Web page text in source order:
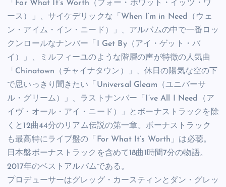
「For What It’s Worth（フォー・ホワット・イッツ・ワ
ース）」、サイケデリックな「When I’m in Need（ウェ
ン・アイム・イン・ニード）」、アルバムの中で一番ロッ
クンロールなナンバー「I Get By（アイ・ゲット・バ
イ）」、ミルフィーユのような階層の声が特徴の人気曲
「Chinatown（チャイナタウン）」、休日の陽気な空の下
で思いっきり聞きたい「Universal Gleam（ユニバーサ
ル・グリーム）」、ラストナンバー「I’ve All I Need（ア
イヴ・オール・アイ・ニード）」とボーナストラックを除
くと12曲44分のリアム伝説の第一章。ボーナストラック
も最高特にライブ盤の「For What It’s Worth」は必聴。
日本盤ボーナストラックを含めて18曲1時間7分の物語。
2017年のベストアルバムである。
プロデューサーはグレッグ・カースティンとダン・グレッ